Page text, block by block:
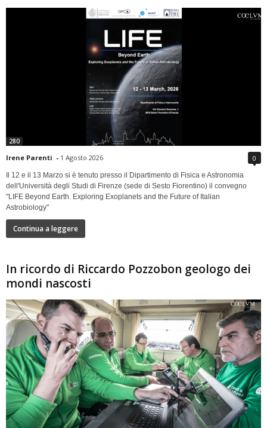
280
Irene Parenti - 1 Agosto 2026 0
Il 12 e il 13 Marzo si è tenuto presso il Dipartimento di Fisica e Astronomia
dell'Università degli Studi di Firenze (sede di Sesto Fiorentino) il convegno
"LIFE Beyond Earth. Exploring Exoplanets and the Future of Italian
Astrobiology"
Continua a leggere
In ricordo di Riccardo Pozzobon geologo dei
mondi nascosti